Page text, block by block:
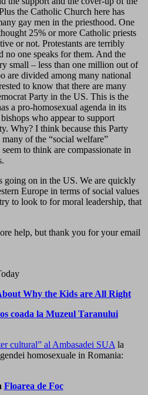
the Catholic Church here has
gay men in the priesthood. One
25% or more Catholic priests
or not. Protestants are terribly
no one speaks for them. And the
small – less than one million out of
are divided among many national
to know that there are many
Party in the US. This is the
a pro-homosexual agenda in its
who appear to support
Why? I think because this Party
of the “social welfare”
to think are compassionate in
going on in the US. We are quickly
Europe in terms of social values
to look to for moral leadership, that
help, but thank you for your email
Why the Kids are All Right
coada la Muzeul Taranului
cultural” al Ambasadei SUA la
homosexuale in Romania:
Floarea de Foc